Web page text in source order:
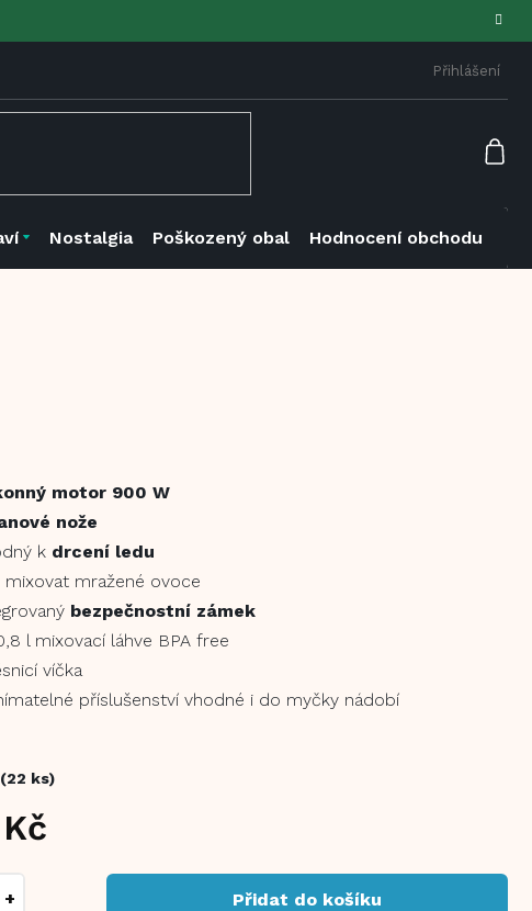
Přihlášení
Nostalgia Poškozený obal Hodnocení obchodu
(22 ks)
Přidat do košíku
motor 900 W
nože
k drcení ledu
mixovat mražené ovoce
bezpečnostní zámek
l mixovací láhve BPA free
víčka
příslušenství vhodné i do myčky nádobí